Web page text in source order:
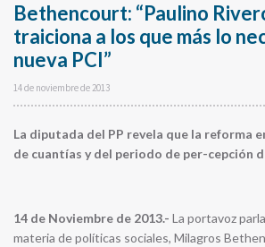
Bethencourt: “Paulino
traiciona a los que más lo
nueva PCI”
14 de noviembre de 2013
La diputada del PP revela que la reforma
de cuantías y del periodo de per-cepción
14 de Noviembre de 2013.- La portavoz
materia de políticas sociales, Milagros